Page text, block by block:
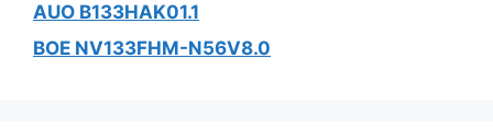
AUO B133HAK01.1
BOE NV133FHM-N56V8.0